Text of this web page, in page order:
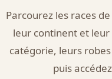
Parcourez les races
leur continent et leur
catégorie, leurs
puis